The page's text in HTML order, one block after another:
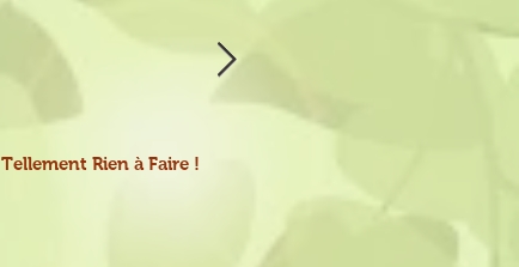
Tellement Rien à Faire !